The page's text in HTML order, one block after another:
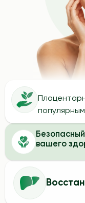
вашего